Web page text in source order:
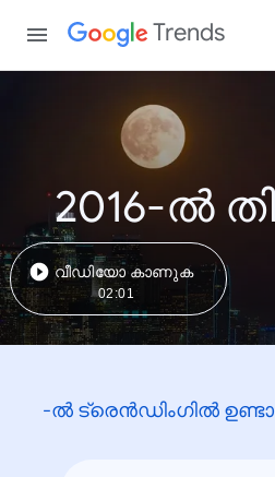
Trends
2016-ൽ
വീഡിയോ കാണുക
02:01
-ൽ ട്രെൻഡിംഗിൽ